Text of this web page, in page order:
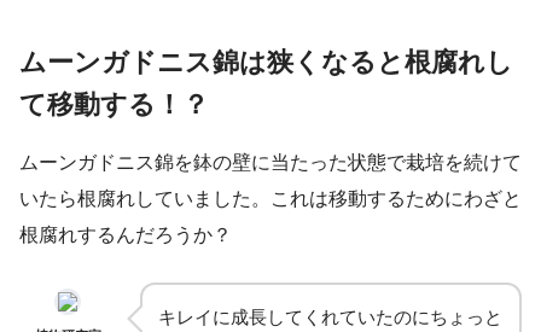
ムーンガドニス錦は狭くなると根腐れし
て移動する！？
ムーンガドニス錦を鉢の壁に当たった状態で栽培を続けて
いたら根腐れしていました。これは移動するためにわざと
根腐れするんだろうか？
キレイに成長してくれていたのにちょっと